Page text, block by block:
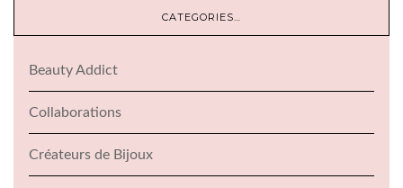
CATEGORIES…
Beauty Addict
Collaborations
Créateurs de Bijoux